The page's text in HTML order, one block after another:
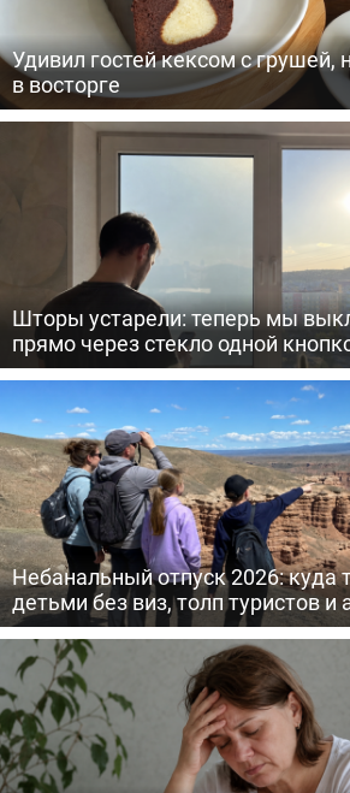
Удивил гостей кексом с грушей,
в восторге
Шторы устарели: теперь мы
прямо через стекло одной
Небанальный отпуск 2026: куда
детьми без виз, толп туристов